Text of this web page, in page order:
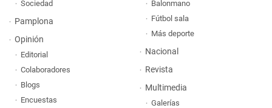
Sociedad
Pamplona
Opinión
Editorial
Colaboradores
Blogs
Encuestas
Balonmano
Fútbol sala
Más deporte
Nacional
Revista
Multimedia
Galerías